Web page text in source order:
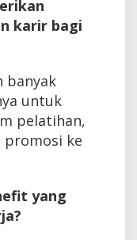
karir bagi
banyak
untuk
pelatihan,
promosi ke
yang